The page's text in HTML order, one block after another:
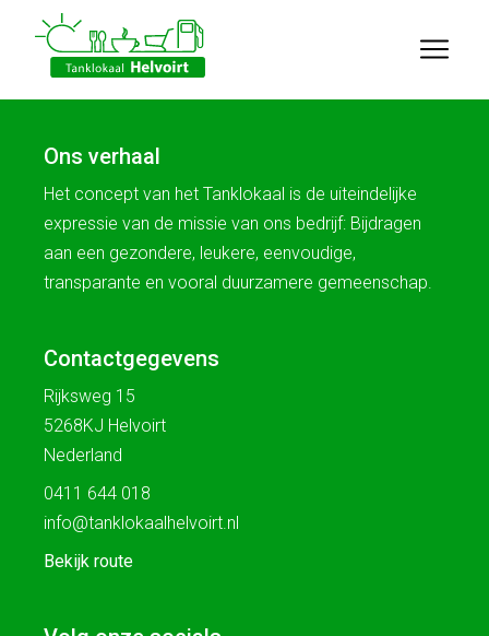
Ons verhaal
Het concept van het Tanklokaal is de uiteindelijke
expressie van de missie van ons bedrijf: Bijdragen
aan een gezondere, leukere, eenvoudige,
transparante en vooral duurzamere gemeenschap.
Contactgegevens
Rijksweg 15
5268KJ Helvoirt
Nederland
0411 644 018
info@tanklokaalhelvoirt.nl
Bekijk route